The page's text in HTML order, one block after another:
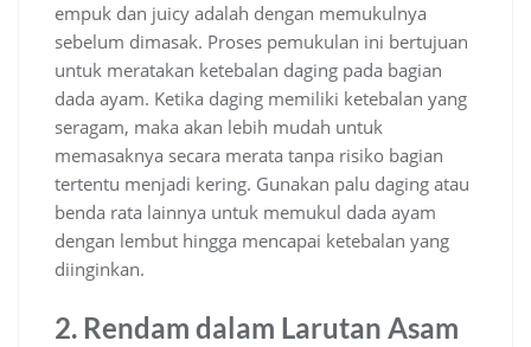
empuk dan juicy adalah dengan memukulnya
sebelum dimasak. Proses pemukulan ini bertujuan
untuk meratakan ketebalan daging pada bagian
dada ayam. Ketika daging memiliki ketebalan yang
seragam, maka akan lebih mudah untuk
memasaknya secara merata tanpa risiko bagian
tertentu menjadi kering. Gunakan palu daging atau
benda rata lainnya untuk memukul dada ayam
dengan lembut hingga mencapai ketebalan yang
diinginkan.
2. Rendam dalam Larutan Asam